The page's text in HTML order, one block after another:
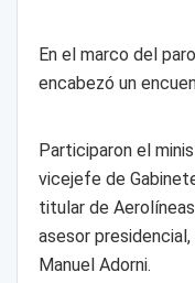
En el marco del
encabezó un
Participaron el
vicejefe de
titular de
asesor
Manuel Adorni.